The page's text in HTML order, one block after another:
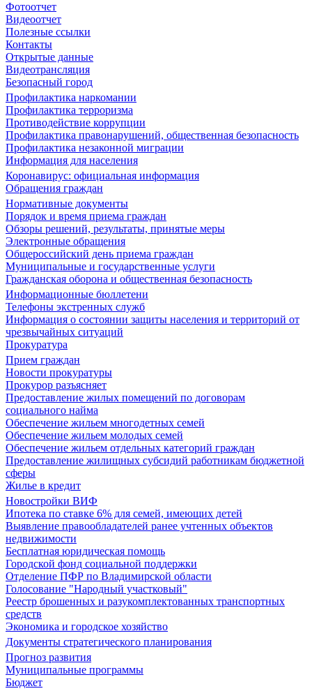
Фотоотчет
Видеоотчет
Полезные ссылки
Контакты
Открытые данные
Видеотрансляция
Безопасный город
Профилактика наркомании
Профилактика терроризма
Противодействие коррупции
Профилактика правонарушений, общественная безопасность
Профилактика незаконной миграции
Информация для населения
Коронавирус: официальная информация
Обращения граждан
Нормативные документы
Порядок и время приема граждан
Обзоры решений, результаты, принятые меры
Электронные обращения
Общероссийский день приема граждан
Муниципальные и государственные услуги
Гражданская оборона и общественная безопасность
Информационные бюллетени
Телефоны экстренных служб
Информация о состоянии защиты населения и территорий от
чрезвычайных ситуаций
Прокуратура
Прием граждан
Новости прокуратуры
Прокурор разъясняет
Предоставление жилых помещений по договорам
социального найма
Обеспечение жильем многодетных семей
Обеспечение жильем молодых семей
Обеспечение жильем отдельных категорий граждан
Предоставление жилищных субсидий работникам бюджетной
сферы
Жилье в кредит
Новостройки ВИФ
Ипотека по ставке 6% для семей, имеющих детей
Выявление правообладателей ранее учтенных объектов
недвижимости
Бесплатная юридическая помощь
Городской фонд социальной поддержки
Отделение ПФР по Владимирской области
Голосование "Народный участковый"
Реестр брошенных и разукомплектованных транспортных
средств
Экономика и городское хозяйство
Документы стратегического планирования
Прогноз развития
Муниципальные программы
Бюджет